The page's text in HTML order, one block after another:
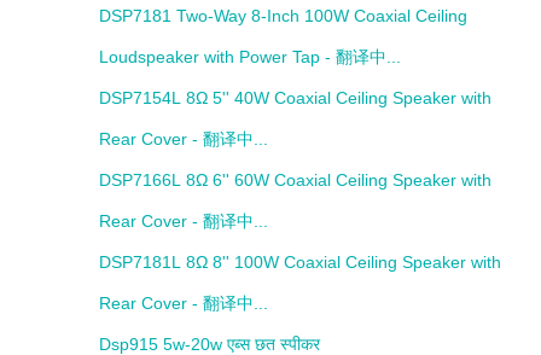
DSP7181 Two-Way 8-Inch 100W Coaxial Ceiling
Loudspeaker with Power Tap - 翻译中...
DSP7154L 8Ω 5'' 40W Coaxial Ceiling Speaker with
Rear Cover - 翻译中...
DSP7166L 8Ω 6'' 60W Coaxial Ceiling Speaker with
Rear Cover - 翻译中...
DSP7181L 8Ω 8'' 100W Coaxial Ceiling Speaker with
Rear Cover - 翻译中...
Dsp915 5w-20w एब्स छत स्पीकर